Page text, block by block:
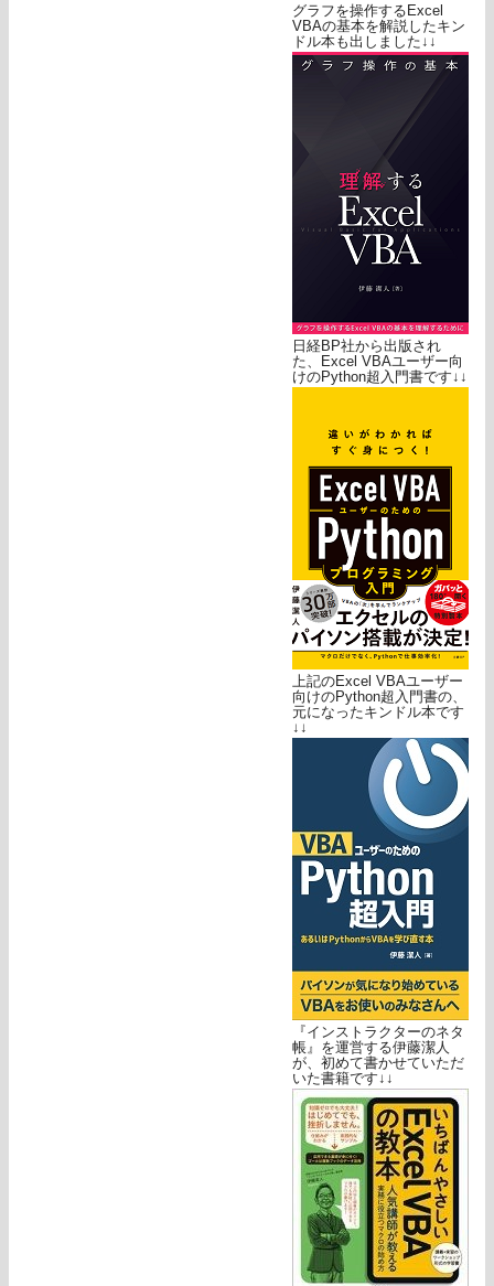
グラフを操作するExcel
VBAの基本を解説したキン
ドル本も出しました↓↓
日経BP社から出版され
た、Excel VBAユーザー向
けのPython超入門書です↓↓
上記のExcel VBAユーザー
向けのPython超入門書の、
元になったキンドル本です
↓↓
『インストラクターのネタ
帳』を運営する伊藤潔人
が、初めて書かせていただ
いた書籍です↓↓